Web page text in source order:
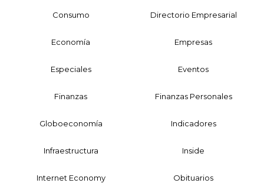
Consumo Directorio Empresarial
Economía Empresas
Especiales Eventos
Finanzas Finanzas Personales
Globoeconomía Indicadores
Infraestructura Inside
Internet Economy Obituarios